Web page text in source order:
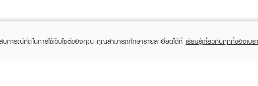
บการณ์ที่ดีในการใช้เว็บไซต์ของคุณ คุณสามารถศึกษารายละเอียดได้ที่ เรียนรู้เกี่ยวกับคุกกี้ของเบร